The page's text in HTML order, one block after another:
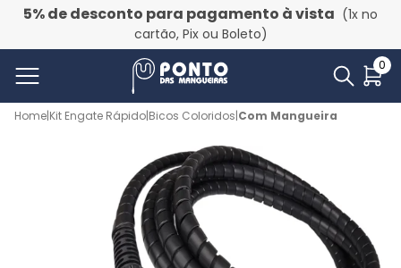
5% de desconto para pagamento à vista (1x no
cartão, Pix ou Boleto)
0
Home|Kit Engate Rápido|Bicos Coloridos|Com Mangueira